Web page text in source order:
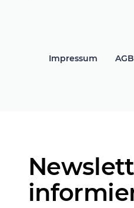
Impressum